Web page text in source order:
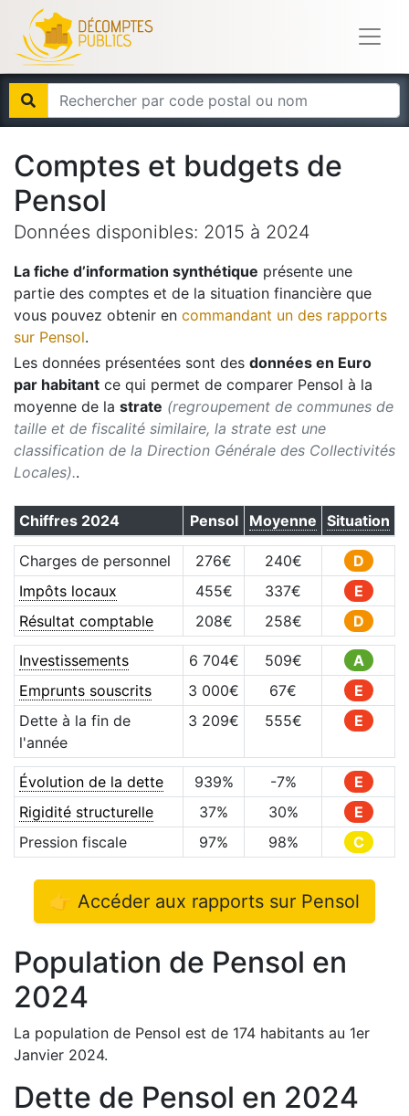
Comptes et budgets de
Pensol
Données disponibles: 2015 à 2024
La fiche d’information synthétique présente une
partie des comptes et de la situation financière que
vous pouvez obtenir en commandant un des rapports
sur Pensol.
Les données présentées sont des données en Euro
par habitant ce qui permet de comparer Pensol à la
moyenne de la strate (regroupement de communes de
taille et de fiscalité similaire, la strate est une
classification de la Direction Générale des Collectivités
Locales)..
Chiffres 2024 Pensol Moyenne Situation
Charges de personnel 276€ 240€
D
Impôts locaux
455€ 337€
E
Résultat comptable
208€ 258€ D
Investissements 6 704€ 509€
A
Emprunts souscrits
3 000€ 67€
E
Dette à la fin de
l'année
3 209€ 555€ E
Évolution de la dette 939% -7%
E
Rigidité structurelle
37% 30%
E
Pression fiscale
97% 98% C
👉 Accéder aux rapports sur Pensol
Population de Pensol en
2024
La population de Pensol est de 174 habitants au 1er
Janvier 2024.
Dette de Pensol en 2024